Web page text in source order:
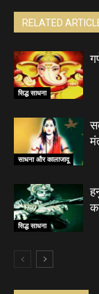
RELATED
सिद्ध साधना
साधना और कालाजादू
सिद्ध साधना